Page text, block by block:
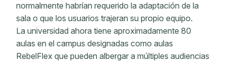
normalmente habrían requerido la adaptación de la
sala o que los usuarios trajeran su propio equipo.
La universidad ahora tiene aproximadamente 80
aulas en el campus designadas como aulas
RebelFlex que pueden albergar a múltiples audiencias